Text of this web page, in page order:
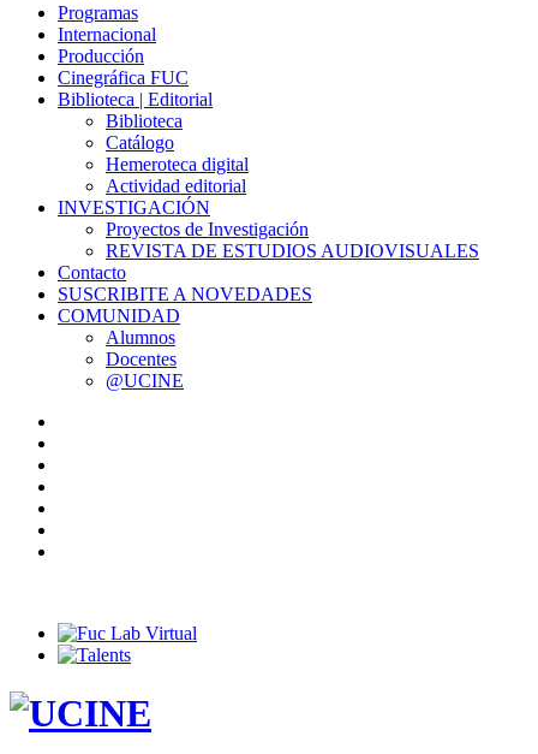
Programas
Internacional
Producción
Cinegráfica FUC
Biblioteca | Editorial
Biblioteca
Catálogo
Hemeroteca digital
Actividad editorial
INVESTIGACIÓN
Proyectos de Investigación
REVISTA DE ESTUDIOS AUDIOVISUALES
Contacto
SUSCRIBITE A NOVEDADES
COMUNIDAD
Alumnos
Docentes
@UCINE